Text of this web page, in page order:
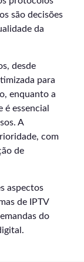
são decisões
da
desde
para
enquanto a
essencial
A
com
de
aspectos
de IPTV
do